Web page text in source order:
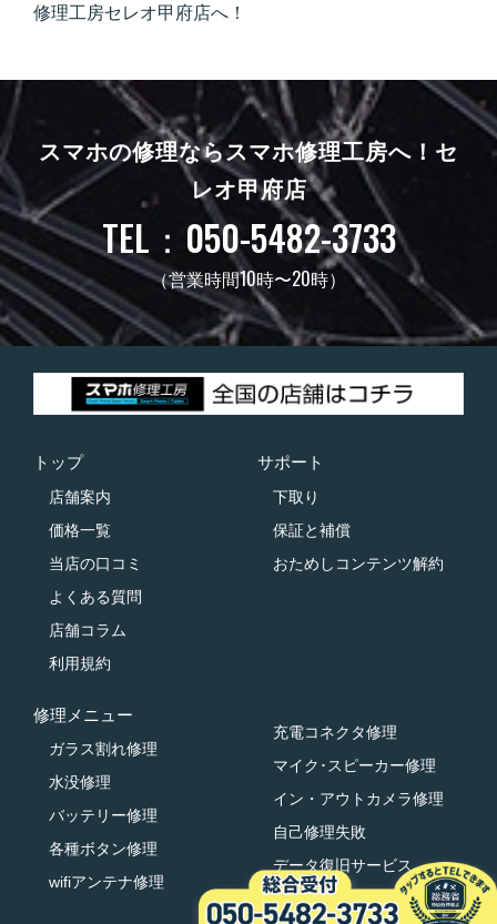
修理工房セレオ甲府店へ！
スマホの修理ならスマホ修理工房へ！ セ
レオ甲府店
TEL：050-5482-3733
（営業時間10時〜20時）
トップ
店舗案内
価格一覧
当店の口コミ
よくある質問
店舗コラム
利用規約
サポート
下取り
保証と補償
おためしコンテンツ解約
修理メニュー
ガラス割れ修理
水没修理
バッテリー修理
各種ボタン修理
wifiアンテナ修理
充電コネクタ修理
マイク･スピーカー修理
イン・アウトカメラ修理
自己修理失敗
データ復旧サービス